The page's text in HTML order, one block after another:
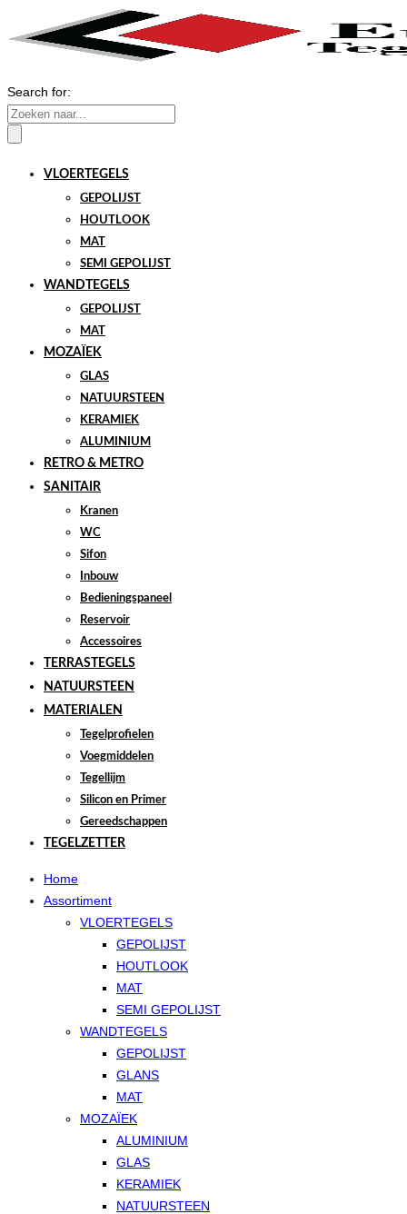
Search for:
VLOERTEGELS
GEPOLIJST
HOUTLOOK
MAT
SEMI GEPOLIJST
WANDTEGELS
GEPOLIJST
MAT
MOZAÏEK
GLAS
NATUURSTEEN
KERAMIEK
ALUMINIUM
RETRO & METRO
SANITAIR
Kranen
WC
Sifon
Inbouw
Bedieningspaneel
Reservoir
Accessoires
TERRASTEGELS
NATUURSTEEN
MATERIALEN
Tegelprofielen
Voegmiddelen
Tegellijm
Silicon en Primer
Gereedschappen
TEGELZETTER
Home
Assortiment
VLOERTEGELS
GEPOLIJST
HOUTLOOK
MAT
SEMI GEPOLIJST
WANDTEGELS
GEPOLIJST
GLANS
MAT
MOZAÏEK
ALUMINIUM
GLAS
KERAMIEK
NATUURSTEEN